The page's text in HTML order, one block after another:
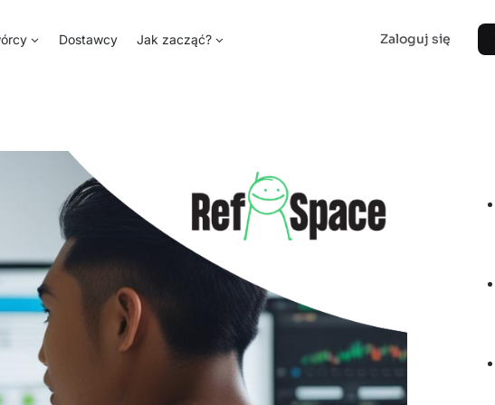
Dostawcy Jak zacząć? Zaloguj się